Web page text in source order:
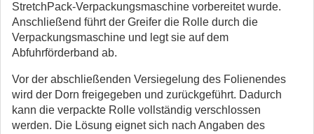
StretchPack-Verpackungsmaschine vorbereitet wurde.
Anschließend führt der Greifer die Rolle durch die
Verpackungsmaschine und legt sie auf dem
Abfuhrförderband ab.
Vor der abschließenden Versiegelung des Folienendes
wird der Dorn freigegeben und zurückgeführt. Dadurch
kann die verpackte Rolle vollständig verschlossen
werden. Die Lösung eignet sich nach Angaben des